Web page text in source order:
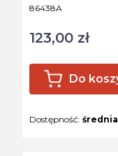
Kod produktu
86438A
Cena
123,00 zł
Do
Dostępność: